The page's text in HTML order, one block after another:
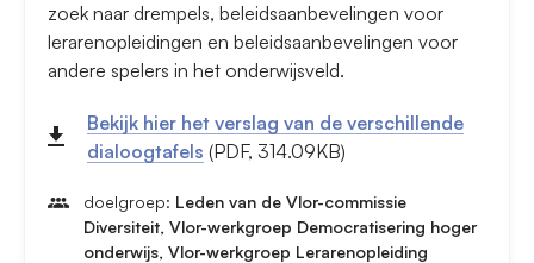
zoek naar drempels, beleidsaanbevelingen voor
lerarenopleidingen en beleidsaanbevelingen voor
andere spelers in het onderwijsveld.
Bekijk hier het verslag van de verschillende
dialoogtafels (PDF, 314.09KB)
doelgroep: Leden van de Vlor-commissie
Diversiteit, Vlor-werkgroep Democratisering hoger
onderwijs, Vlor-werkgroep Lerarenopleiding